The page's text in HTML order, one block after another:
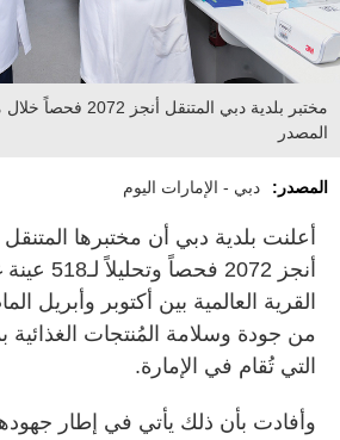
مختبر بلدية دبي
المصدر
المصدر: دبي - الإمارات اليوم
أعلنت بلدية دبي أن مختبرها
أنجز 2072
القرية العالمية بين أكتوبر وأبريل
من جودة وسلامة المُنتجات الغذائية
التي تُقام في الإمارة.
وأفادت بأن ذلك يأتي في إطار